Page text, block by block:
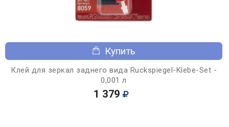
Купить
Клей для зеркал заднего вида Ruckspiegel-Klebe-Set -
0,001 л
1 379